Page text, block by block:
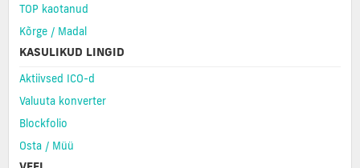
TOP kaotanud
Kõrge / Madal
KASULIKUD LINGID
Aktiivsed ICO-d
Valuuta konverter
Blockfolio
Osta / Müü